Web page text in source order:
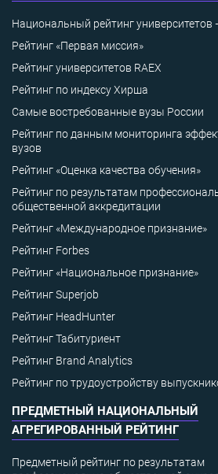
Национальный рейтинг университетов
Рейтинг «Первая миссия»
Рейтинг университетов RAEX
Рейтинг по индексу Хирша
Самые востребованные вузы России
Рейтинг по данным мониторинга
вузов
Рейтинг «Оценка качества обучения»
Рейтинг по результатам
общественной аккредитации
Рейтинг «Международное признание»
Рейтинг Forbes
Рейтинг «Национальное признание»
Рейтинг Superjob
Рейтинг HeadHunter
Рейтинг Табитуриент
Рейтинг Brand Analytics
Рейтинг по трудоустройству
ПРЕДМЕТНЫЙ НАЦИОНАЛЬНЫЙ
АГРЕГИРОВАННЫЙ РЕЙТИНГ
Предметный рейтинг по результатам